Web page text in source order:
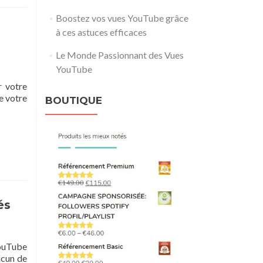
votre
votre
de
Boostez vos vues YouTube grâce
à ces astuces efficaces
Le Monde Passionnant des Vues
YouTube
BOUTIQUE